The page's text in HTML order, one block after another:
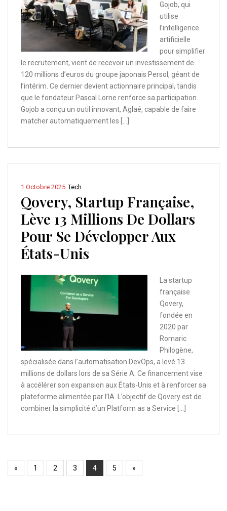
Gojob, qui
utilise
l’intelligence
artificielle
pour simplifier
le recrutement, vient de recevoir un investissement de
120 millions d’euros du groupe japonais Persol, géant de
l’intérim. Ce dernier devient actionnaire principal, tandis
que le fondateur Pascal Lorne renforce sa participation.
Gojob a conçu un outil innovant, Aglaé, capable de faire
matcher automatiquement les […]
Tech
1 Octobre 2025
Qovery, Startup Française,
Lève 13 Millions De Dollars
Pour Se Développer Aux
États-Unis
La startup
française
Qovery,
fondée en
2020 par
Romaric
Philogène,
spécialisée dans l’automatisation DevOps, a levé 13
millions de dollars lors de sa Série A. Ce financement vise
à accélérer son expansion aux États-Unis et à renforcer sa
plateforme alimentée par l’IA. L’objectif de Qovery est de
combiner la simplicité d’un Platform as a Service […]
« 1 2 3 4 5 »